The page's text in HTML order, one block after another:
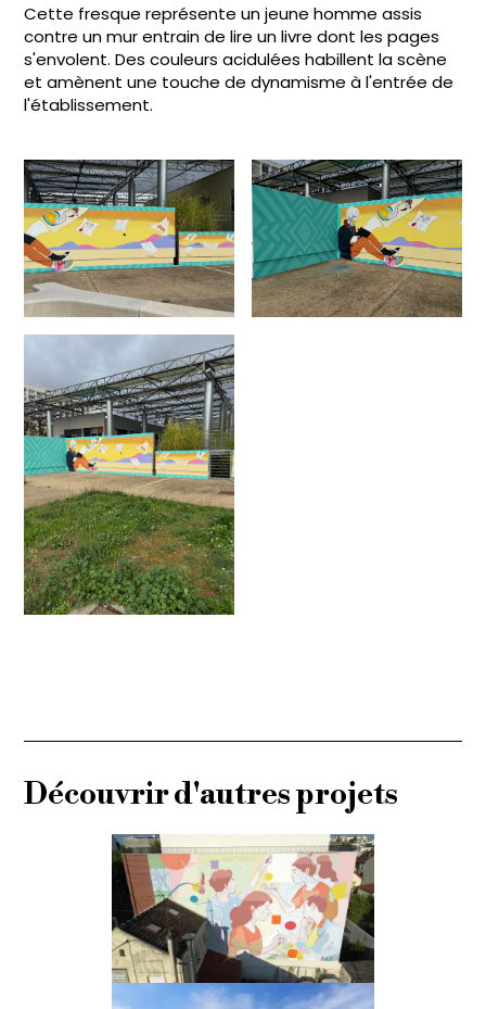
Cette fresque représente un jeune homme assis
contre un mur entrain de lire un livre dont les pages
s'envolent. Des couleurs acidulées habillent la scène
et amènent une touche de dynamisme à l'entrée de
l'établissement.
Découvrir d'autres projets